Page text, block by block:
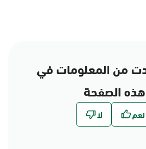
من المعلومات في
هذه الصفحة